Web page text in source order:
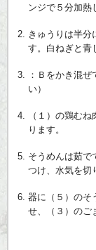
ンジで５分加熱
きゅうりは半分
す。白ねぎと青
：Ｂをかき混
い）
（１）の鶏む
ります。
そうめんは茹で
つけ、水気を切
器に（５）のそ
せ、（３）のご